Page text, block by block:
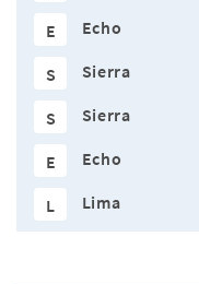
E Echo
S Sierra
S Sierra
E Echo
L Lima